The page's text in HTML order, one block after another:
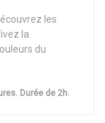
les
la
du
Durée de 2h.